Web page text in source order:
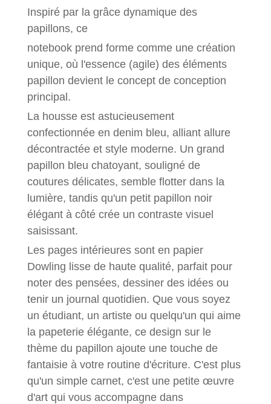
Inspiré par la grâce dynamique des
papillons, ce
notebook prend forme comme une création
unique, où l'essence (agile) des éléments
papillon devient le concept de conception
principal.
La housse est astucieusement
confectionnée en denim bleu, alliant allure
décontractée et style moderne. Un grand
papillon bleu chatoyant, souligné de
coutures délicates, semble flotter dans la
lumière, tandis qu'un petit papillon noir
élégant à côté crée un contraste visuel
saisissant.
Les pages intérieures sont en papier
Dowling lisse de haute qualité, parfait pour
noter des pensées, dessiner des idées ou
tenir un journal quotidien. Que vous soyez
un étudiant, un artiste ou quelqu'un qui aime
la papeterie élégante, ce design sur le
thème du papillon ajoute une touche de
fantaisie à votre routine d'écriture. C'est plus
qu'un simple carnet, c'est une petite œuvre
d'art qui vous accompagne dans